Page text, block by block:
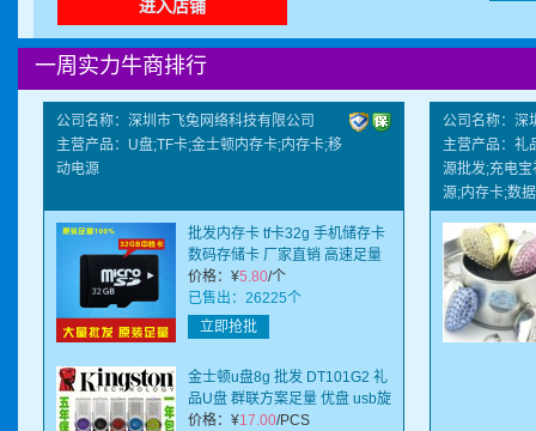
实力雄厚，重信用、守合同、保证产
品质量，以多品种经营特色和薄利多
销的原则，赢得了广大客户的信任。
进入店铺
一周实力牛商排行
公司名称：深圳市飞兔网络科技有限公司
主营产品：U盘;TF卡;金士顿内存卡;内存卡;移
动电源
批发内存卡 tf卡32g 手机储存卡
数码存储卡 厂家直销 高速足量
价格： ¥5.80/个
已售出：26225个
立即抢批
金士顿u盘8g 批发 DT101G2 礼
品U盘 群联方案足量 优盘 usb旋
转
价格： ¥17.00/PCS
公司名称：深
主营产品：礼
源批发;充电
源;内存卡;数